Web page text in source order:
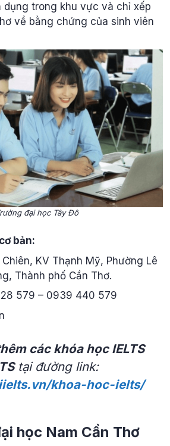
dụng trong khu vực và chỉ xếp
về bằng chứng của sinh viên
đại học Tây Đô
bản:
KV Thạnh Mỹ, Phường Lê
Thành phố Cần Thơ.
579 – 0939 440 579
các khóa học IELTS
tại đường link:
khoa-hoc-ielts/
học Nam Cần Thơ